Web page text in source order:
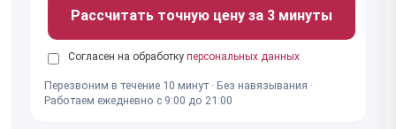
Рассчитать точную цену за 3 минуты
Согласен на обработку персональных данных
Перезвоним в течение 10 минут · Без навязывания ·
Работаем ежедневно с 9:00 до 21:00